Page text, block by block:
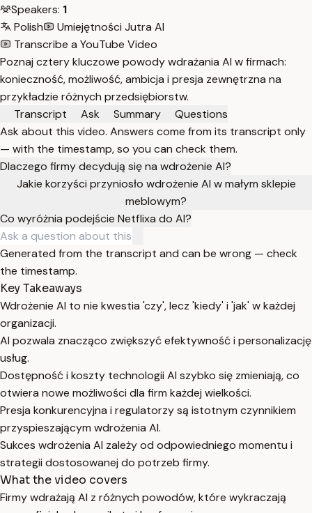
Speakers: 1
Polish
Umiejętności Jutra AI
Transcribe a YouTube Video
Poznaj cztery kluczowe powody wdrażania AI w firmach:
konieczność, możliwość, ambicja i presja zewnętrzna na
przykładzie różnych przedsiębiorstw.
Transcript
Ask Summary
Questions
Ask about this video. Answers come from its transcript only
— with the timestamp, so you can check them.
Dlaczego firmy decydują się na wdrożenie AI?
Jakie korzyści przyniosło wdrożenie AI w małym sklepie
meblowym?
Co wyróżnia podejście Netflixa do AI?
Generated from the transcript and can be wrong — check
the timestamp.
Key Takeaways
Wdrożenie AI to nie kwestia 'czy', lecz 'kiedy' i 'jak' w każdej
organizacji.
AI pozwala znacząco zwiększyć efektywność i personalizację
usług.
Dostępność i koszty technologii AI szybko się zmieniają, co
otwiera nowe możliwości dla firm każdej wielkości.
Presja konkurencyjna i regulatorzy są istotnym czynnikiem
przyspieszającym wdrożenia AI.
Sukces wdrożenia AI zależy od odpowiedniego momentu i
strategii dostosowanej do potrzeb firmy.
What the video covers
Firmy wdrażają AI z różnych powodów, które wykraczają